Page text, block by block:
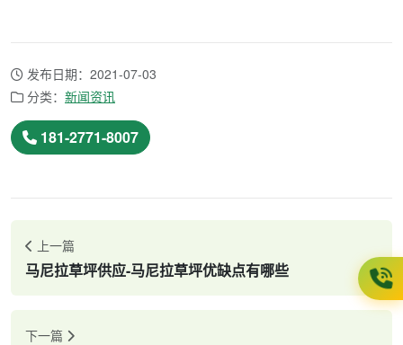
发布日期：2021-07-03
分类： 新闻资讯
181-2771-8007
上一篇
马尼拉草坪供应-马尼拉草坪优缺点有哪些
下一篇